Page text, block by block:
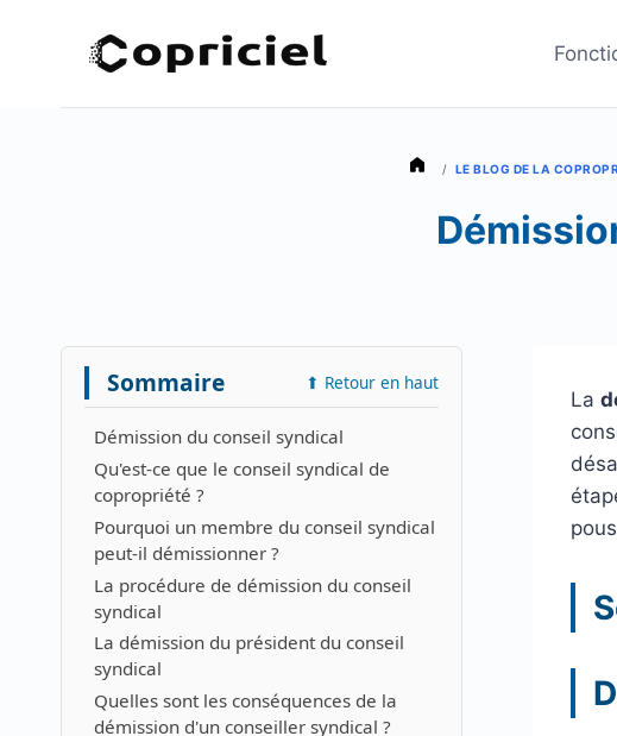
/ LE BLOG DE LA
La
Sommaire ⬆ Retour en haut
Démission du conseil syndical
Qu'est-ce que le conseil syndical de
copropriété ?
Pourquoi un membre du conseil syndical
peut-il démissionner ?
La procédure de démission du conseil
syndical
La démission du président du conseil
syndical
Quelles sont les conséquences de la
démission d'un conseiller syndical ?